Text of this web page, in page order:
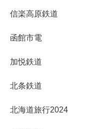
信楽高原鉄道
函館市電
加悦鉄道
北条鉄道
北海道旅行2024